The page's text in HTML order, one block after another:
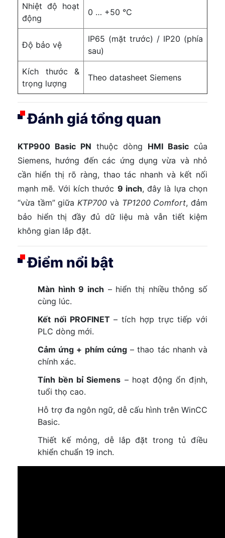
Nhiệt độ hoạt
động
0 … +50 °C
Độ bảo vệ
IP65 (mặt trước) / IP20 (phía
sau)
Kích thước &
trọng lượng
Theo datasheet Siemens
Đánh giá tổng quan
KTP900 Basic PN thuộc dòng HMI Basic của
Siemens, hướng đến các ứng dụng vừa và nhỏ
cần hiển thị rõ ràng, thao tác nhanh và kết nối
mạnh mẽ. Với kích thước 9 inch, đây là lựa chọn
“vừa tầm” giữa KTP700 và TP1200 Comfort, đảm
bảo hiển thị đầy đủ dữ liệu mà vẫn tiết kiệm
không gian lắp đặt.
Điểm nổi bật
Màn hình 9 inch – hiển thị nhiều thông số
cùng lúc.
Kết nối PROFINET– tích hợp trực tiếp với
PLC dòng mới.
Cảm ứng + phím cứng– thao tác nhanh và
chính xác.
Tính bền bỉ Siemens – hoạt động ổn định,
tuổi thọ cao.
Hỗ trợ đa ngôn ngữ, dễ cấu hình trên WinCC
Basic.
Thiết kế mỏng, dễ lắp đặt trong tủ điều
khiển chuẩn 19 inch.